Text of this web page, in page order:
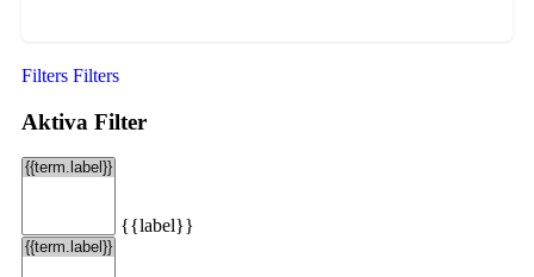
Filters Filters
Aktiva Filter
{{label}}